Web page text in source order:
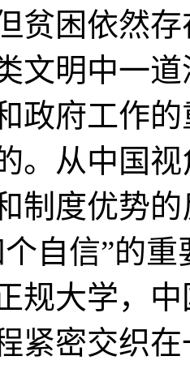
贫困依然
文明中一
政府工作
。从中国
制度优势
自信”的
规大学，
紧密交织